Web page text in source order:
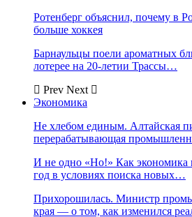
Ротенберг объяснил, почему в
больше хоккея
Барнаульцы поели ароматных
лотерее на 20-летии Трассы…
Prev Next
Экономика
Не хлебом единым. Алтайская
перерабатывающая
И не одно «Но!» Как экономика
год в условиях поиска новых…
Прихорошилась. Министр
края — о том, как изменился